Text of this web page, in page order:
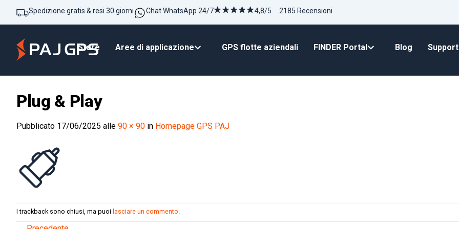
Spedizione gratis & resi 30 giorni Chat WhatsApp 24/7 4,8/5 2185 Recensioni
Store Aree di applicazione GPS flotte aziendali FINDER Portal Blog
Plug & Play
Pubblicato 17/06/2025 alle 90 × 90 in Homepage GPS PAJ
I trackback sono chiusi, ma puoi lasciare un commento